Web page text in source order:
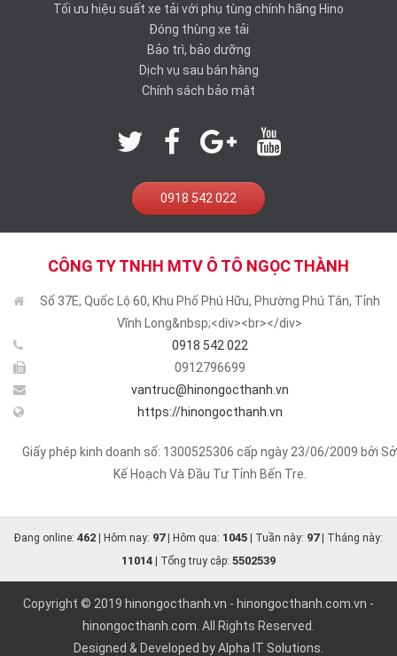
Tối ưu hiệu suất xe tải với phụ tùng chính hãng Hino
Đóng thùng xe tải
Bảo trì, bảo dưỡng
Dịch vụ sau bán hàng
Chính sách bảo mật
0918 542 022
CÔNG TY TNHH MTV Ô TÔ NGỌC THÀNH
Số 37E, Quốc Lộ 60, Khu Phố Phú Hữu, Phường Phú Tân, Tỉnh
Vĩnh Long&nbsp;<div><br></div>
0918 542 022
0912796699
vantruc@hinongocthanh.vn
https://hinongocthanh.vn
Giấy phép kinh doanh số: 1300525306 cấp ngày 23/06/2009 bởi Sở
Kế Hoạch Và Đầu Tư Tỉnh Bến Tre.
Đang online: 462 | Hôm nay: 97| Hôm qua: 1045 | Tuần này: 97| Tháng này:
11014 | Tổng truy cập: 5502539
Copyright © 2019 hinongocthanh.vn - hinongocthanh.com.vn -
hinongocthanh.com . All Rights Reserved.
Designed & Developed byAlpha IT Solutions.